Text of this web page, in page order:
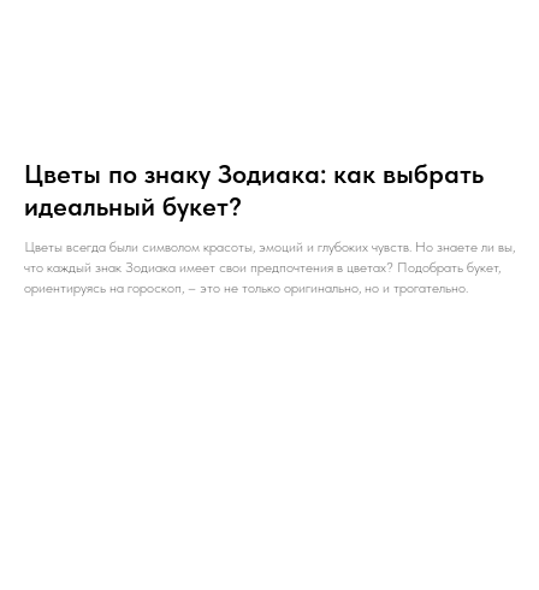
Цветы по знаку Зодиака: как выбрать
идеальный букет?
Цветы всегда были символом красоты, эмоций и глубоких чувств. Но знаете ли вы,
что каждый знак Зодиака имеет свои предпочтения в цветах? Подобрать букет,
ориентируясь на гороскоп, – это не только оригинально, но и трогательно.